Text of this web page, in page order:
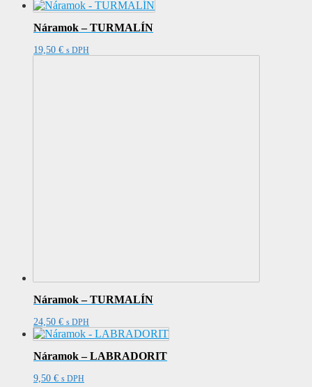
Náramok – TURMALÍN
19,50 € s DPH
Náramok – TURMALÍN
24,50 € s DPH
Náramok – LABRADORIT
9,50 € s DPH